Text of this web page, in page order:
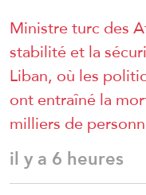
Ministre turc des
stabilité et la
Liban, où les
ont entraîné la
milliers de
il y a 6 heures